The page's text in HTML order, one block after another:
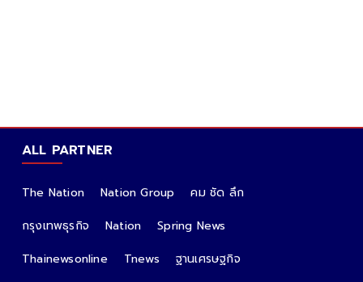
ALL PARTNER
The Nation Nation Group
คม ชัด ลึก
กรุงเทพธุรกิจ
Nation
Spring News
Thainewsonline
Tnews ฐานเศรษฐกิจ